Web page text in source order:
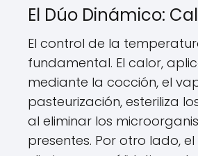
El Dúo Dinámico:
El control de la
fundamental. El calor,
mediante la cocción, el
pasteurización, esteriliza
al eliminar los
presentes. Por otro lado,